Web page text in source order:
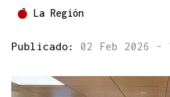
La Región
Publicado: 02 Feb 2026 -